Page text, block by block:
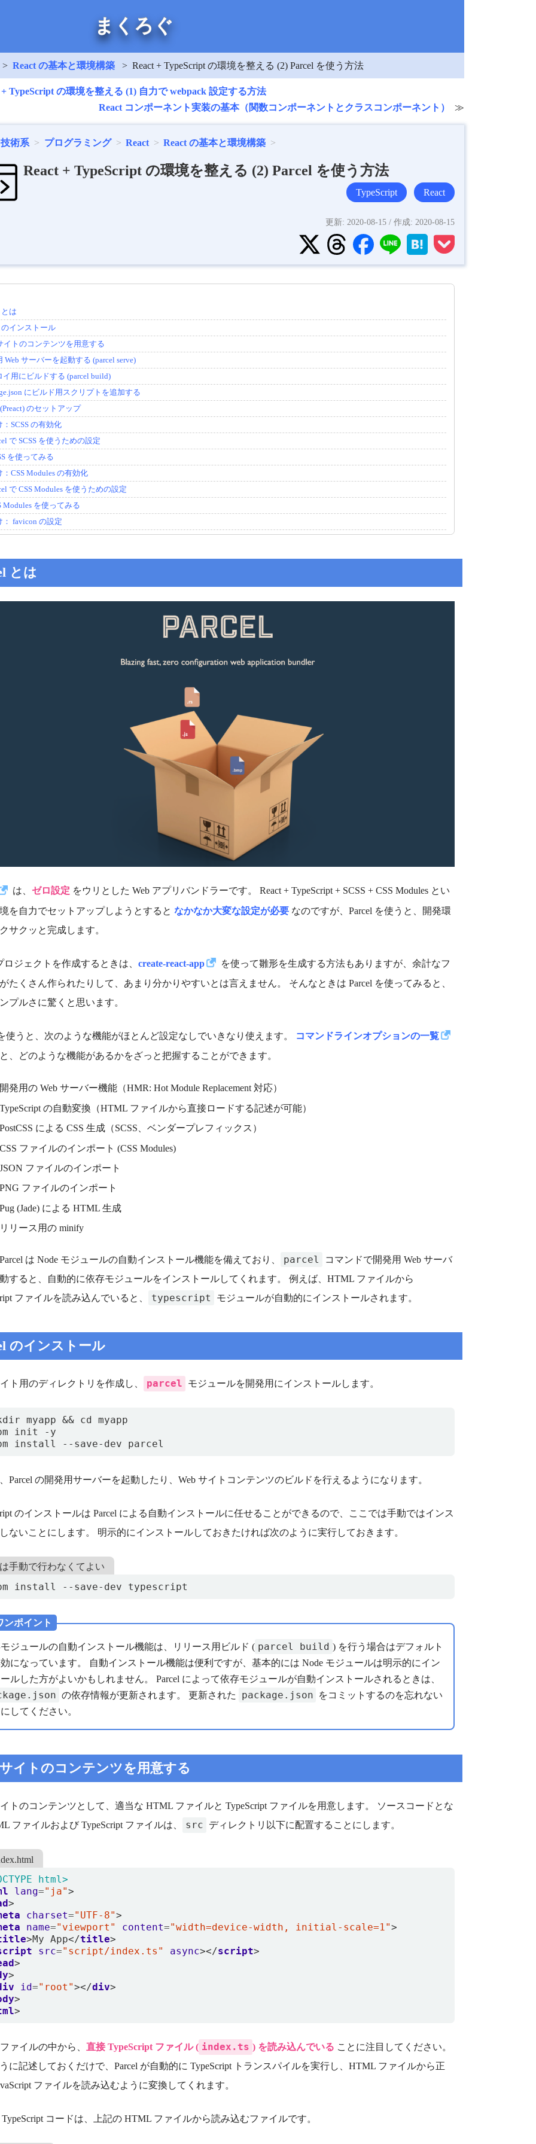
まくろぐ
React の基本と環境構築 React + TypeScript の環境を整える (2) Parcel を使う方法
+ TypeScript の環境を整える (1) 自力で webpack 設定する方法
React コンポーネント実装の基本（関数コンポーネントとクラスコンポーネント）
技術系 プログラミング React React の基本と環境構築
React + TypeScript の環境を整える (2) Parcel を使う方法
TypeScript React
更新: 2020-08-15 / 作成: 2020-08-15
とは
のインストール
イトのコンテンツを用意する
Web サーバーを起動する (parcel serve)
イ用にビルドする (parcel build)
にビルド用スクリプトを追加する
のセットアップ
：SCSS の有効化
で SCSS を使うための設定
を使ってみる
：CSS Modules の有効化
で CSS Modules を使うための設定
Modules を使ってみる
： favicon の設定
とは
は、 ゼロ設定 をウリとした Web アプリバンドラーです。 React + TypeScript + SCSS + CSS Modules とい
を自力でセットアップしようとするとなかなか大変な設定が必要 なのですが、Parcel を使うと、開発環
サクッと完成します。
ロジェクトを作成するときは、create-react-app
を使って雛形を生成する方法もありますが、余計なフ
たくさん作られたりして、あまり分かりやすいとは言えません。 そんなときは Parcel を使ってみると、
プルさに驚くと思います。
使うと、次のような機能がほとんど設定なしでいきなり使えます。
コマンドラインオプションの一覧
、どのような機能があるかをざっと把握することができます。
開発用の Web サーバー機能（HMR: Hot Module Replacement 対応）
TypeScript の自動変換（HTML ファイルから直接ロードする記述が可能）
PostCSS による CSS 生成（SCSS、ベンダープレフィックス）
CSS ファイルのインポート (CSS Modules)
JSON ファイルのインポート
PNG ファイルのインポート
Pug (Jade) による HTML 生成
リリース用の minify
は Node モジュールの自動インストール機能を備えており、 parcel
コマンドで開発用 Web サーバ
すると、自動的に依存モジュールをインストールしてくれます。 例えば、HTML ファイルから
ファイルを読み込んでいると、
typescript モジュールが自動的にインストールされます。
のインストール
ト用のディレクトリを作成し、 parcel モジュールを開発用にインストールします。
install --save-dev parcel
Parcel の開発用サーバーを起動したり、Web サイトコンテンツのビルドを行えるようになります。
のインストールは Parcel による自動インストールに任せることができるので、ここでは手動ではインス
ないことにします。 明示的にインストールしておきたければ次のように実行しておきます。
手動で行わなくてよい
install --save-dev typescript
ンポイント
ジュールの自動インストール機能は、リリース用ビルド ( parcel build ) を行う場合はデフォルト
になっています。 自動インストール機能は便利ですが、基本的には Node モジュールは明示的にイン
ルした方がよいかもしれません。 Parcel によって依存モジュールが自動インストールされるときは、
の依存情報が更新されます。 更新された package.json
をコミットするのを忘れない
してください。
イトのコンテンツを用意する
トのコンテンツとして、適当な HTML ファイルと TypeScript ファイルを用意します。 ソースコードとな
ファイルおよび TypeScript ファイルは、
src ディレクトリ以下に配置することにします。
html>
lang="ja">
>
charset="UTF-8">
name="viewport" content="width=device-width, initial-scale=1">
>My App</title>
src="script/index.ts" async></script>
>
>
id="root"></div>
>
>
ァイルの中から、直接 TypeScript ファイル ( index.ts ) を読み込んでいる ことに注目してください。
に記述しておくだけで、Parcel が自動的に TypeScript トランスパイルを実行し、HTML ファイルから正
ファイルを読み込むように変換してくれます。
コードは、上記の HTML ファイルから読み込むファイルです。